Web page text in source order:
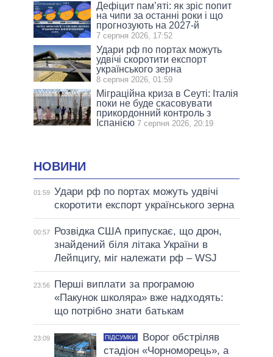
Дефіцит пам’яті: як зріс попит
на чипи за останні роки і що
прогнозують на 2027-й
7 серпня 2026, 17:52
Удари рф по портах можуть
удвічі скоротити експорт
українського зерна
8 серпня 2026, 01:59
Міграційна криза в Сеуті: Італія
поки не буде скасовувати
прикордонний контроль з
Іспанією 7 серпня 2026, 20:19
НОВИНИ
01:59 Удари рф по портах можуть удвічі
скоротити експорт українського зерна
00:57
Розвідка США припускає, що дрон,
знайдений біля літака України в
Лейпцигу, міг належати рф – WSJ
23:56
Перші виплати за програмою
«Пакунок школяра» вже надходять:
що потрібно знати батькам
23:09 ПІДСУМКИ
Ворог обстріляв
стадіон «Чорноморець», а